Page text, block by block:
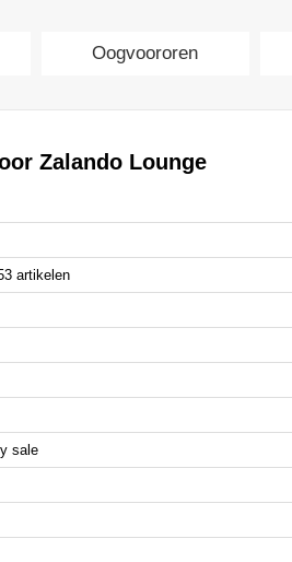
Oogvoororen
Zalando Lounge
artikelen
sale